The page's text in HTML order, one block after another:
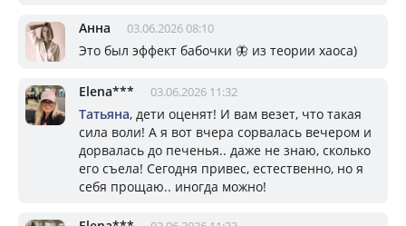
Анна 03.06.2026 08:10
Это был эффект бабочки 🦋 из теории хаоса)
Elena*** 03.06.2026 11:32
Татьяна, дети оценят! И вам везет, что такая
сила воли! А я вот вчера сорвалась вечером и
дорвалась до печенья.. даже не знаю, сколько
его съела! Сегодня привес, естественно, но я
себя прощаю.. иногда можно!